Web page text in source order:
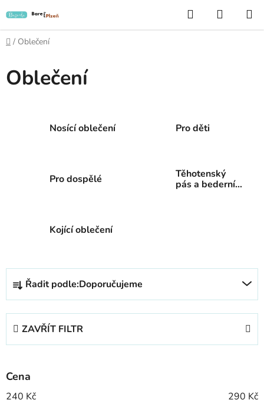
na
obsah
Hledat
KOŠÍK
Domů
/ Oblečení
Oblečení
Nosící oblečení Pro děti
Pro dospělé
Těhotenský
pás a bederní
Kojící oblečení
Ř
z
p
r
o
Řadit podle:Doporučujeme
ZAVŘÍT FILTR
Cena
240 Kč 290 Kč